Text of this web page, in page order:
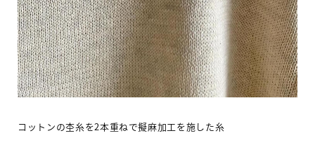
コットンの杢糸を2本重ねで擬麻加工を施した糸